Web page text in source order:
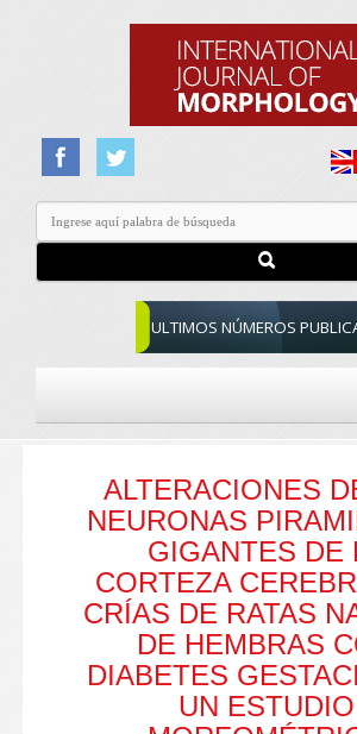
ULTIMOS NÚMEROS
ALTERACIONES
NEURONAS
GIGANTES DE
CORTEZA
CRÍAS DE RATAS
DE HEMBRAS
DIABETES
UN ESTUDIO